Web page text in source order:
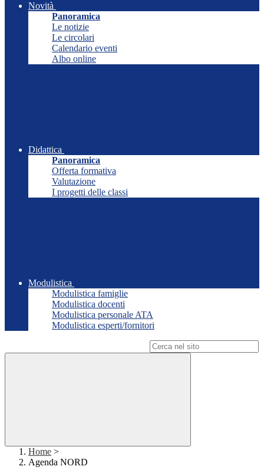
Novità
Panoramica
Le notizie
Le circolari
Calendario eventi
Albo online
Didattica
Panoramica
Offerta formativa
Valutazione
I progetti delle classi
Modulistica
Modulistica famiglie
Modulistica docenti
Modulistica personale ATA
Modulistica esperti/fornitori
Home >
Agenda NORD